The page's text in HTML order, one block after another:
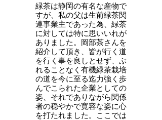
緑茶は静岡の有名な産物で
すが、私の父は生前緑茶関
連事業主であった為、緑茶
に対しては特に思いいれが
ありました。岡部茶さんを
紹介して頂き、皆が行く道
を行く事を良しとせず、ぶ
れることなく有機緑茶栽培
の道を今に至る迄力強く歩
んでこられた企業としての
姿、それでありながら関係
者の穏やかで寛容な姿に心
を打たれました。ここでは